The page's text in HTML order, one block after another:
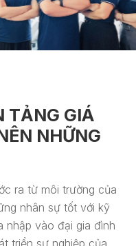
TẢNG GIÁ
NHỮNG
ra từ môi trường của
nhân sự tốt với kỹ
nhập vào đại gia đình
triển sự nghiệp của